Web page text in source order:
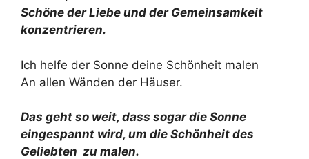
Schöne der Liebe und der Gemeinsamkeit
konzentrieren.
Ich helfe der Sonne deine Schönheit malen
An allen Wänden der Häuser.
Das geht so weit, dass sogar die Sonne
eingespannt wird, um die Schönheit des
Geliebten zu malen.